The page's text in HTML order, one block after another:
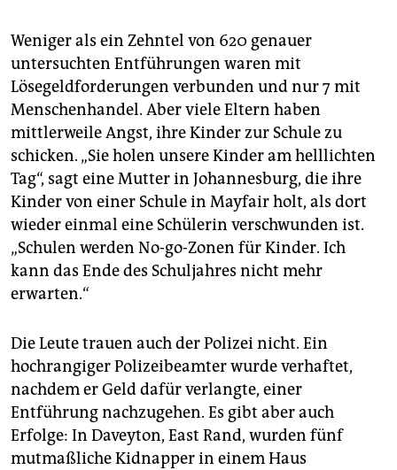
Weniger als ein Zehntel von 620 genauer
untersuchten Entführungen waren mit
Lösegeldforderungen verbunden und nur 7 mit
Menschenhandel. Aber viele Eltern haben
mittlerweile Angst, ihre Kinder zur Schule zu
schicken. „Sie holen unsere Kinder am helllichten
Tag“, sagt eine Mutter in Johannesburg, die ihre
Kinder von einer Schule in Mayfair holt, als dort
wieder einmal eine Schülerin verschwunden ist.
„Schulen werden No-go-Zonen für Kinder. Ich
kann das Ende des Schuljahres nicht mehr
erwarten.“
Die Leute trauen auch der Polizei nicht. Ein
hochrangiger Polizeibeamter wurde verhaftet,
nachdem er Geld dafür verlangte, einer
Entführung nachzugehen. Es gibt aber auch
Erfolge: In Daveyton, East Rand, wurden fünf
mutmaßliche Kidnapper in einem Haus